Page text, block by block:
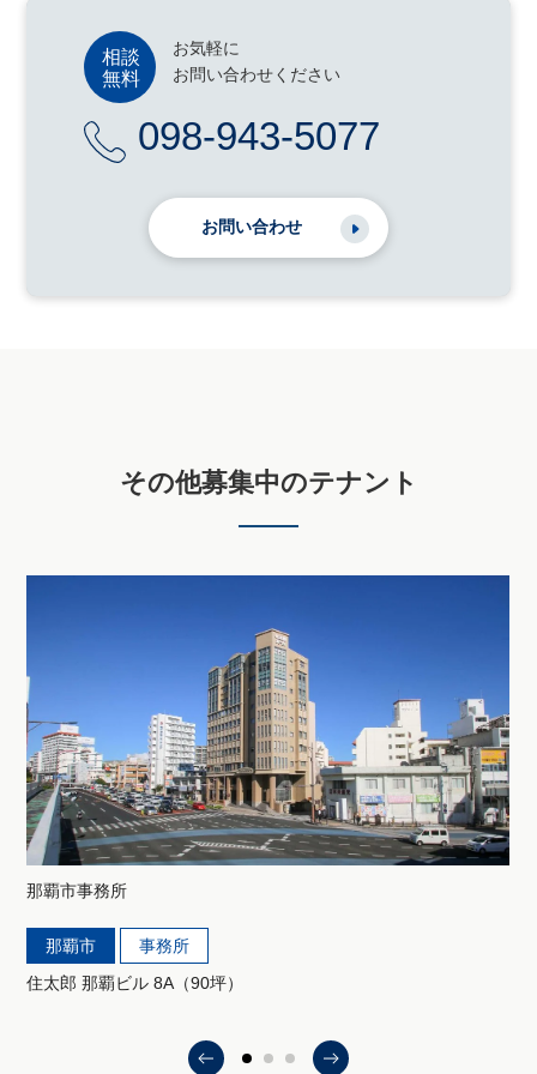
お気軽に
お問い合わせください
098-943-5077
お問い合わせ
その他募集中のテナント
那覇市事務所
那覇市
事務所
住太郎 那覇ビル 8A（90坪）